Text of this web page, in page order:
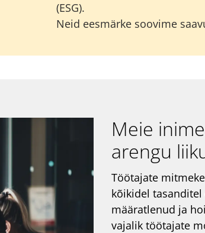
(ESG).
Neid eesmärke soovime
Meie
arengu
Töötajate
kõikidel tasanditel
määratlenud ja
vajalik töötajate